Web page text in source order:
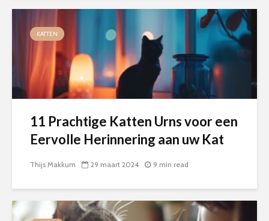
KATTEN
11 Prachtige Katten Urns voor een
Eervolle Herinnering aan uw Kat
Thijs Makkum 29 maart 2024 9 min read